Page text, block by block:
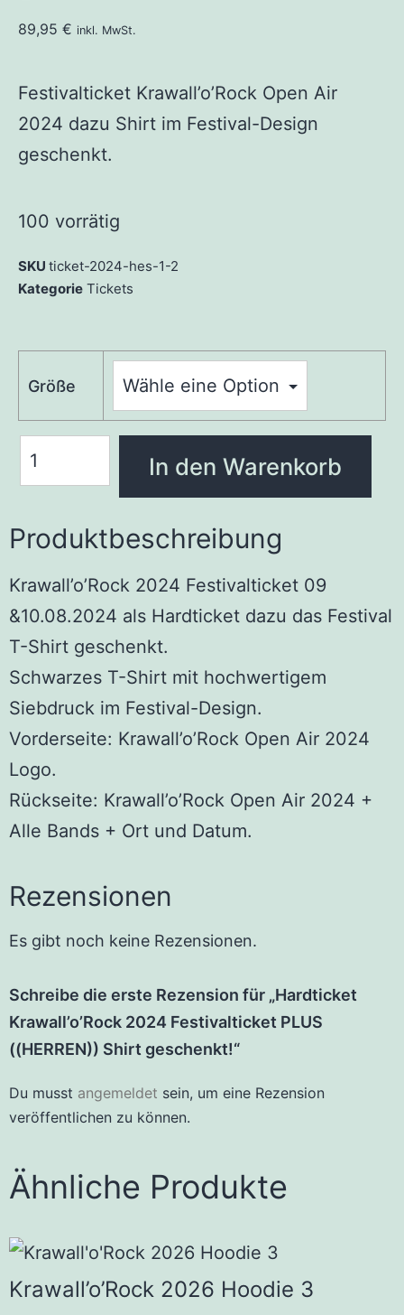
89,95 € inkl. MwSt.
Festivalticket Krawall’o’Rock Open Air
2024 dazu Shirt im Festival-Design
geschenkt.
100 vorrätig
SKU ticket-2024-hes-1-2
Kategorie Tickets
Größe
In den Warenkorb
Produktbeschreibung
Krawall’o’Rock 2024 Festivalticket 09
&10.08.2024 als Hardticket dazu das Festival
T-Shirt geschenkt.
Schwarzes T-Shirt mit hochwertigem
Siebdruck im Festival-Design.
Vorderseite: Krawall’o’Rock Open Air 2024
Logo.
Rückseite: Krawall’o’Rock Open Air 2024 +
Alle Bands + Ort und Datum.
Rezensionen
Es gibt noch keine Rezensionen.
Schreibe die erste Rezension für „Hardticket
Krawall’o’Rock 2024 Festivalticket PLUS
((HERREN)) Shirt geschenkt!“
Du musst angemeldet sein, um eine Rezension
veröffentlichen zu können.
Ähnliche Produkte
Krawall’o’Rock 2026 Hoodie 3